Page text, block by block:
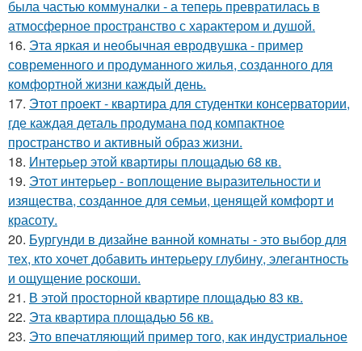
была частью коммуналки - а теперь превратилась в
атмосферное пространство с характером и душой.
16. Эта яркая и необычная евродвушка - пример
современного и продуманного жилья, созданного для
комфортной жизни каждый день.
17. Этот проект - квартира для студентки консерватории,
где каждая деталь продумана под компактное
пространство и активный образ жизни.
18. Интерьер этой квартиры площадью 68 кв.
19. Этот интерьер - воплощение выразительности и
изящества, созданное для семьи, ценящей комфорт и
красоту.
20. Бургунди в дизайне ванной комнаты - это выбор для
тех, кто хочет добавить интерьеру глубину, элегантность
и ощущение роскоши.
21. В этой просторной квартире площадью 83 кв.
22. Эта квартира площадью 56 кв.
23. Это впечатляющий пример того, как индустриальное